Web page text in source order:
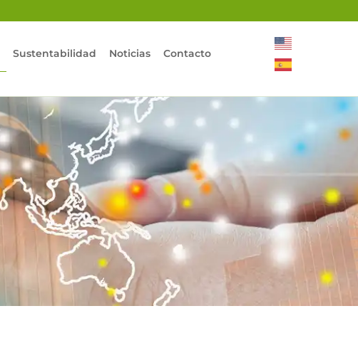
Sustentabilidad Noticias Contacto